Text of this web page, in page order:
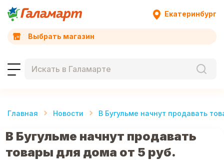
Екатеринбург
Выбрать магазин
Главная Новости В Бугульме начнут продавать
В Бугульме начнут продавать
товары для дома от 5 руб.